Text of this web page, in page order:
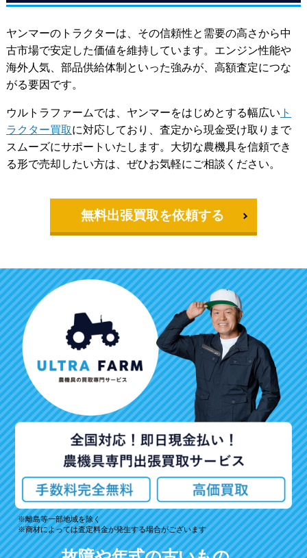
ヤンマーのトラクターは、その信頼性と需要の高さから中
古市場で安定した価値を維持しています。エンジン性能や
海外人気、部品供給体制といった強みが、高額査定につな
がる要因です。
ウルトラファームでは、ヤンマーをはじめとする幅広い ト
ラクター買取に対応しており、査定から現金受け取りまで
スムーズにサポートいたします。大切な農機具を信頼でき
る形で売却したい方は、ぜひお気軽にご相談ください。
無料出張買取を依頼する
離島等一部地域を除く
商材によっては査定料金が発生する場合がございます